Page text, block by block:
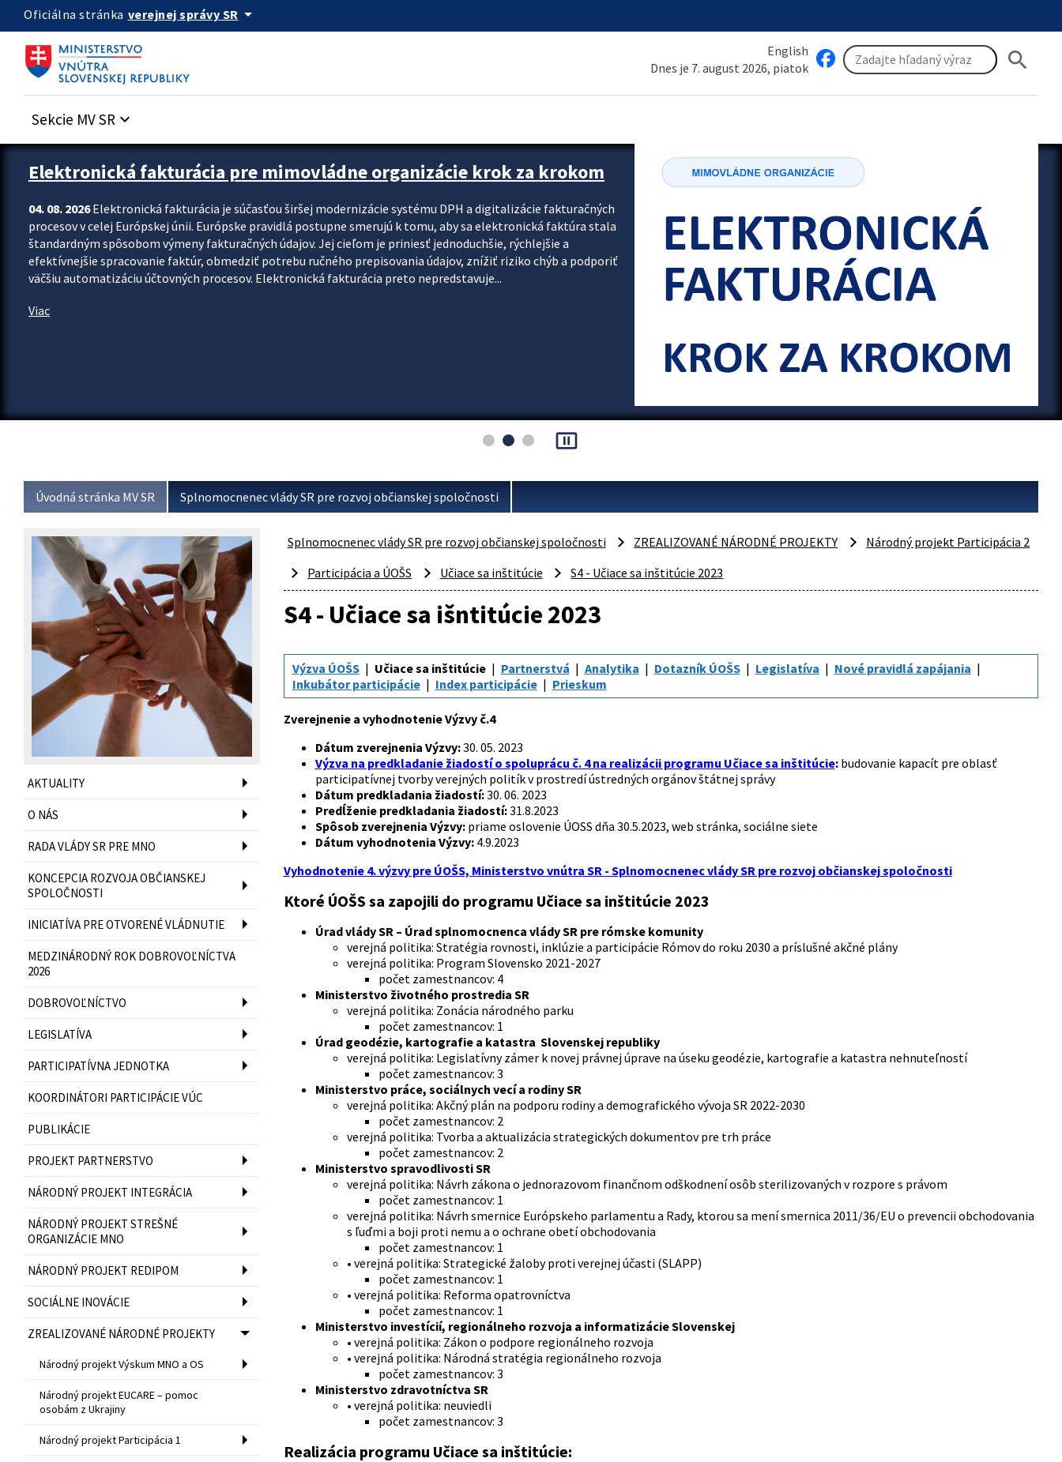
Preskocit na hlavný obsah
Oficiálna stránka verejnej správy SR arrow_drop_down
English
Dnes je 7. august 2026, piatok
search
Sekcie MV SR keyboard_arrow_down
Zastavit automatický posun upútavok
Elektronická fakturácia pre mimovládne organizácie krok za krokom
04. 08. 2026Elektronická fakturácia je súčasťou širšej modernizácie systému DPH a digitalizácie fakturačných
procesov v celej Európskej únii. Európske pravidlá postupne smerujú k tomu, aby sa elektronická faktúra stala
štandardným spôsobom výmeny fakturačných údajov. Jej cieľom je priniesť jednoduchšie, rýchlejšie a
efektívnejšie spracovanie faktúr, obmedziť potrebu ručného prepisovania údajov, znížiť riziko chýb a podporiť
väčšiu automatizáciu účtovných procesov. Elektronická fakturácia preto nepredstavuje...
Viac
pause_presentation
Úvodná stránka MV SR Splnomocnenec vlády SR pre rozvoj občianskej spoločnosti
AKTUALITY
O NÁS
RADA VLÁDY SR PRE MNO
KONCEPCIA ROZVOJA OBČIANSKEJ
SPOLOČNOSTI
INICIATÍVA PRE OTVORENÉ VLÁDNUTIE
MEDZINÁRODNÝ ROK DOBROVOĽNÍCTVA
2026
DOBROVOĽNÍCTVO
LEGISLATÍVA
PARTICIPATÍVNA JEDNOTKA
KOORDINÁTORI PARTICIPÁCIE VÚC
PUBLIKÁCIE
PROJEKT PARTNERSTVO
NÁRODNÝ PROJEKT INTEGRÁCIA
NÁRODNÝ PROJEKT STREŠNÉ
ORGANIZÁCIE MNO
NÁRODNÝ PROJEKT REDIPOM
SOCIÁLNE INOVÁCIE
ZREALIZOVANÉ NÁRODNÉ PROJEKTY
Národný projekt Výskum MNO a OS
Národný projekt EUCARE – pomoc
osobám z Ukrajiny
Národný projekt Participácia 1
Splnomocnenec vlády SR pre rozvoj občianskej spoločnosti ZREALIZOVANÉ NÁRODNÉ PROJEKTY
Národný projekt Participácia 2
Participácia a ÚOŠS
Učiace sa inštitúcie S4 - Učiace sa inštitúcie 2023
S4 - Učiace sa išntitúcie 2023
Výzva ÚOŠS Učiace sa inštitúcie Partnerstvá Analytika Dotazník ÚOŠS Legislatíva
Nové pravidlá zapájania
Inkubátor participácie
Index participácie Prieskum
Zverejnenie a vyhodnotenie Výzvy č.4
Dátum zverejnenia Výzvy:30. 05. 2023
Výzva na predkladanie žiadostí o spoluprácu č. 4 na realizácii programu Učiace sa inštitúcie:budovanie kapacít pre oblasť
participatívnej tvorby verejných politík v prostredí ústredných orgánov štátnej správy
Dátum predkladania žiadostí:30. 06. 2023
Predĺženie predkladania žiadostí:31.8.2023
Spôsob zverejnenia Výzvy:priame oslovenie ÚOSS dňa 30.5.2023, web stránka, sociálne siete
Dátum vyhodnotenia Výzvy:4.9.2023
Vyhodnotenie 4. výzvy pre ÚOŠS, Ministerstvo vnútra SR - Splnomocnenec vlády SR pre rozvoj občianskej spoločnosti
Ktoré ÚOŠS sa zapojili do programu Učiace sa inštitúcie 2023
Úrad vlády SR – Úrad splnomocnenca vlády SR pre rómske komunity
verejná politika: Stratégia rovnosti, inklúzie a participácie Rómov do roku 2030 a príslušné akčné plány
verejná politika: Program Slovensko 2021-2027
počet zamestnancov: 4
Ministerstvo životného prostredia SR
verejná politika: Zonácia národného parku
počet zamestnancov: 1
Úrad geodézie, kartografie a katastra Slovenskej republiky
verejná politika: Legislatívny zámer k novej právnej úprave na úseku geodézie, kartografie a katastra nehnuteľností
počet zamestnancov: 3
Ministerstvo práce, sociálnych vecí a rodiny SR
verejná politika: Akčný plán na podporu rodiny a demografického vývoja SR 2022-2030
počet zamestnancov: 2
verejná politika: Tvorba a aktualizácia strategických dokumentov pre trh práce
počet zamestnancov: 2
Ministerstvo spravodlivosti SR
verejná politika: Návrh zákona o jednorazovom finančnom odškodnení osôb sterilizovaných v rozpore s právom
počet zamestnancov: 1
verejná politika: Návrh smernice Európskeho parlamentu a Rady, ktorou sa mení smernica 2011/36/EU o prevencii obchodovania
s ľuďmi a boji proti nemu a o ochrane obetí obchodovania
počet zamestnancov: 1
• verejná politika: Strategické žaloby proti verejnej účasti (SLAPP)
počet zamestnancov: 1
• verejná politika: Reforma opatrovníctva
počet zamestnancov: 1
Ministerstvo investícií, regionálneho rozvoja a informatizácie Slovenskej
• verejná politika: Zákon o podpore regionálneho rozvoja
• verejná politika: Národná stratégia regionálneho rozvoja
počet zamestnancov: 3
Ministerstvo zdravotníctva SR
• verejná politika: neuviedli
počet zamestnancov: 3
Realizácia programu Učiace sa inštitúcie: